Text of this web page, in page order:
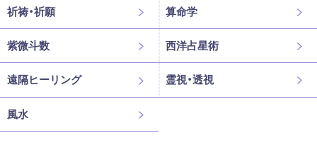
祈祷・祈願 算命学
紫微斗数 西洋占星術
遠隔ヒーリング 霊視・透視
風水